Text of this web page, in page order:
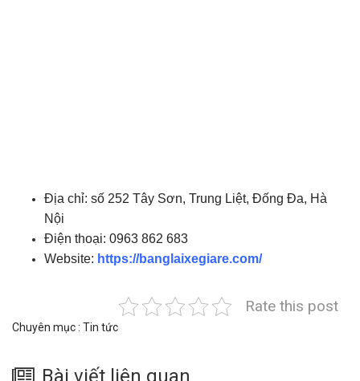
Địa chỉ: số 252 Tây Sơn, Trung Liệt, Đống Đa, Hà
Nội
Điện thoại: 0963 862 683
Website: https://banglaixegiare.com/
Rate this post
Chuyên mục : Tin tức
Bài viết liên quan